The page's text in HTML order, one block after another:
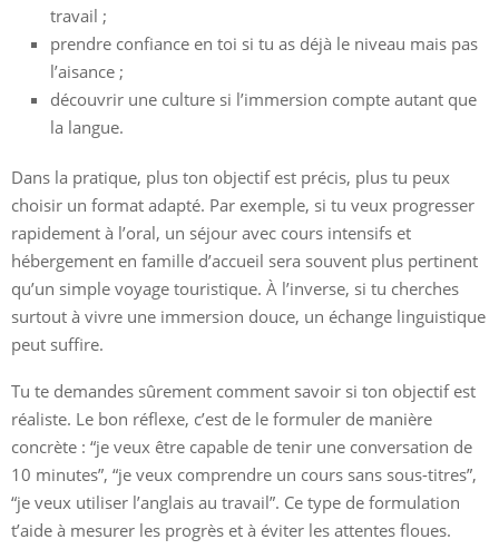
travail ;
prendre confiance en toi si tu as déjà le niveau mais pas
l’aisance ;
découvrir une culture si l’immersion compte autant que
la langue.
Dans la pratique, plus ton objectif est précis, plus tu peux
choisir un format adapté. Par exemple, si tu veux progresser
rapidement à l’oral, un séjour avec cours intensifs et
hébergement en famille d’accueil sera souvent plus pertinent
qu’un simple voyage touristique. À l’inverse, si tu cherches
surtout à vivre une immersion douce, un échange linguistique
peut suffire.
Tu te demandes sûrement comment savoir si ton objectif est
réaliste. Le bon réflexe, c’est de le formuler de manière
concrète : “je veux être capable de tenir une conversation de
10 minutes”, “je veux comprendre un cours sans sous-titres”,
“je veux utiliser l’anglais au travail”. Ce type de formulation
t’aide à mesurer les progrès et à éviter les attentes floues.